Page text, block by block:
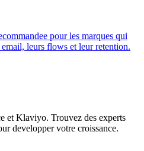
pour les marques qui
leurs flows et leur retention.
et Klaviyo. Trouvez des experts
developper votre croissance.